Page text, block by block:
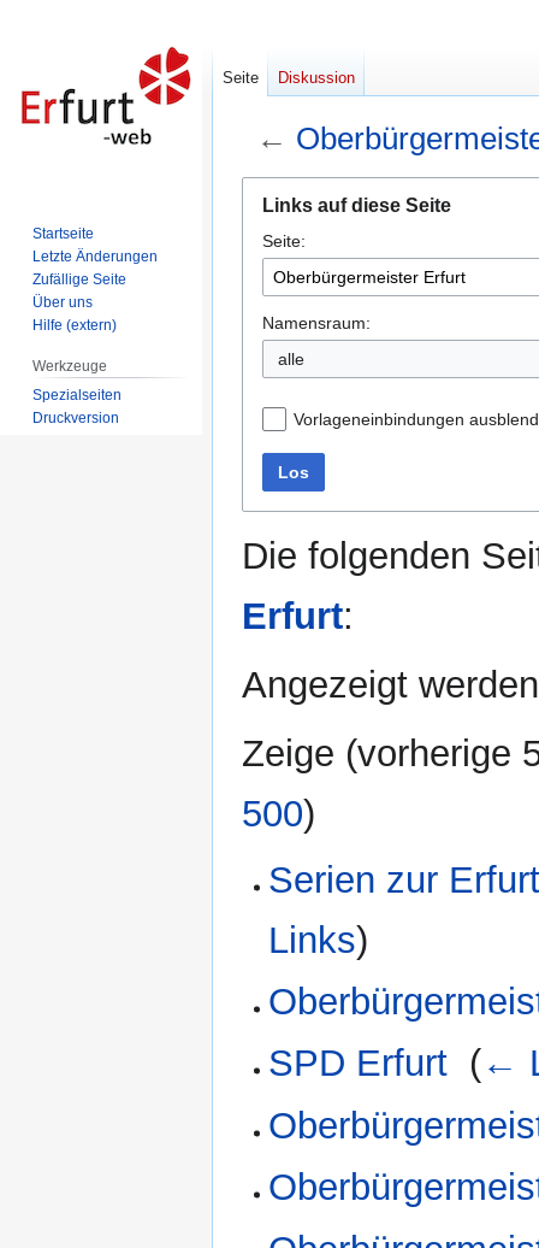
←
Navigation
springen
Suche
springen
Links auf diese Seite
Seite:
Namensraum:
alle
Vorlageneinbindungen
Los
Die folgenden
Erfurt:
Angezeigt
Zeige (vorherige
500)
Serien zur
Links)
SPD Erfurt (←
Seite Diskussion
Startseite
Letzte Änderungen
Zufällige Seite
Über uns
Hilfe (extern)
Werkzeuge
Spezialseiten
Druckversion